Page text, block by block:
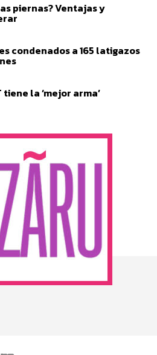
piernas? Ventajas y
condenados a 165 latigazos
la ‘mejor arma’